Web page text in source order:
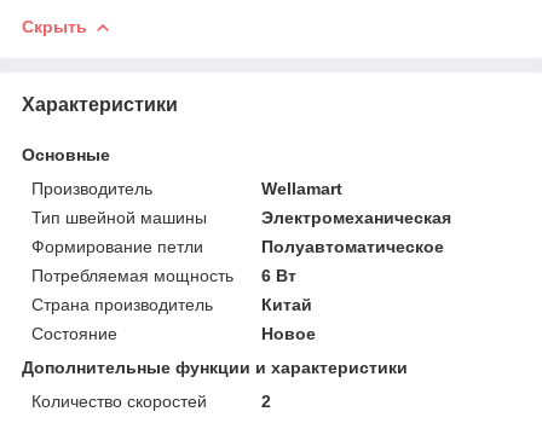
Скрыть
Характеристики
Основные
Производитель
Wellamart
Тип швейной машины
Электромеханическая
Формирование петли
Полуавтоматическое
Потребляемая мощность
6 Вт
Страна производитель
Китай
Состояние
Новое
Дополнительные функции и характеристики
Количество скоростей
2